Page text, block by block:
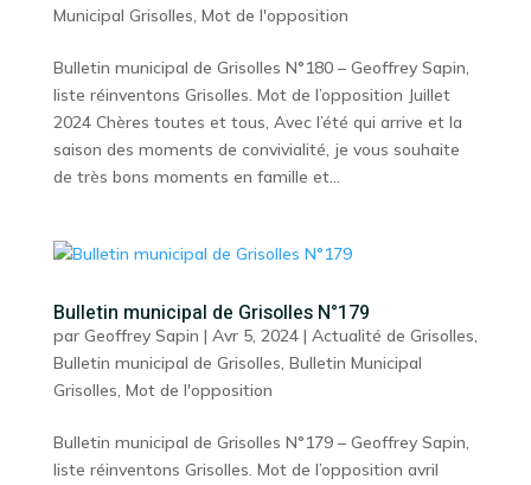
Municipal Grisolles, Mot de l'opposition
Bulletin municipal de Grisolles N°180 – Geoffrey Sapin,
liste réinventons Grisolles. Mot de l’opposition Juillet
2024 Chères toutes et tous, Avec l’été qui arrive et la
saison des moments de convivialité, je vous souhaite
de très bons moments en famille et...
Bulletin municipal de Grisolles N°179
par Geoffrey Sapin | Avr 5, 2024| Actualité de Grisolles,
Bulletin municipal de Grisolles, Bulletin Municipal
Grisolles, Mot de l'opposition
Bulletin municipal de Grisolles N°179 – Geoffrey Sapin,
liste réinventons Grisolles. Mot de l’opposition avril